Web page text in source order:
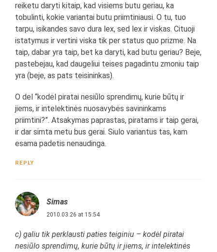
reiketu daryti kitaip, kad visiems butu geriau, ka
tobulinti, kokie variantai butu priimtiniausi. O tu, tuo
tarpu, isikandes savo dura lex, sed lex ir viskas. Cituoji
istatymus ir vertini viska tik per status quo prizme. Na
taip, dabar yra taip, bet ka daryti, kad butu geriau? Beje,
pastebejau, kad daugeliui teises pagadintu zmoniu taip
yra (beje, as pats teisininkas).
O del “kodėl piratai nesiūlo sprendimų, kurie būtų ir
jiems, ir intelektinės nuosavybės savininkams
priimtini?”. Atsakymas paprastas, piratams ir taip gerai,
ir dar simta metu bus gerai. Siulo variantus tas, kam
esama padetis nenaudinga.
REPLY
Simas
2010.03.26 at 15:54
c) galiu tik perklausti paties teiginiu – kodėl piratai
nesiūlo sprendimų, kurie būtų ir jiems, ir intelektinės